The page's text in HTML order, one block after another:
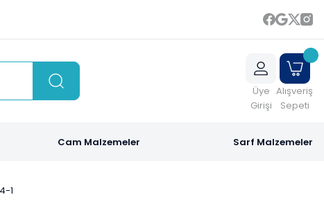
Üye
Girişi
Alışveriş
Sepeti
Cam Malzemeler Sarf Malzemeler
1